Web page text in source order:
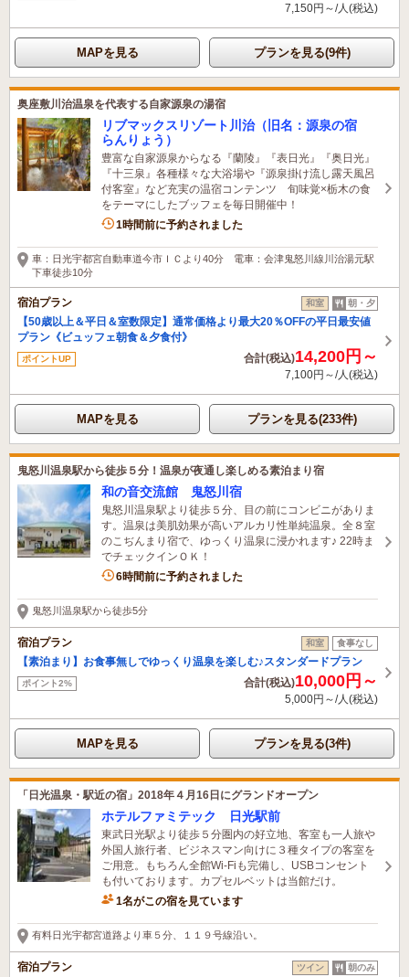
7,150円～/人(税込)
MAPを見る プランを見る(9件)
奥座敷川治温泉を代表する自家源泉の湯宿
リブマックスリゾート川治（旧名：源泉の宿
らんりょう）
豊富な自家源泉からなる『蘭陵』『表日光』『奥日光』
『十三泉』各種様々な大浴場や『源泉掛け流し露天風呂
付客室』など充実の温宿コンテンツ 旬味覚×栃木の食
をテーマにしたブッフェを毎日開催中！
7名がこの宿を見ています
1時間前に予約されました
車：日光宇都宮自動車道今市ＩＣより40分 電車：会津鬼怒川線川治湯元駅
下車徒歩10分
宿泊プラン 和室 朝・夕
【50歳以上＆平日＆室数限定】通常価格より最大20％OFFの平日最安値
プラン《ビュッフェ朝食＆夕食付》
ポイントUP 合計(税込)14,200円～
7,100円～/人(税込)
MAPを見る プランを見る(233件)
鬼怒川温泉駅から徒歩５分！温泉が夜通し楽しめる素泊まり宿
和の音交流館 鬼怒川宿
鬼怒川温泉駅より徒歩５分、目の前にコンビニがありま
す。温泉は美肌効果が高いアルカリ性単純温泉。全８室
のこぢんまり宿で、ゆっくり温泉に浸かれます♪ 22時ま
でチェックインＯＫ！
1名がこの宿を見ています
6時間前に予約されました
鬼怒川温泉駅から徒歩5分
宿泊プラン 和室 食事なし
【素泊まり】お食事無しでゆっくり温泉を楽しむ♪スタンダードプラン
ポイント2% 合計(税込)10,000円～
5,000円～/人(税込)
MAPを見る プランを見る(3件)
「日光温泉・駅近の宿」2018年４月16日にグランドオープン
ホテルファミテック 日光駅前
東武日光駅より徒歩５分圏内の好立地、客室も一人旅や
外国人旅行者、ビジネスマン向けに３種タイプの客室を
ご用意。もちろん全館Wi-Fiも完備し、USBコンセント
も付いております。カプセルベットは当館だけ。
1名がこの宿を見ています
有料日光宇都宮道路より車５分、１１９号線沿い。
宿泊プラン ツイン 朝のみ